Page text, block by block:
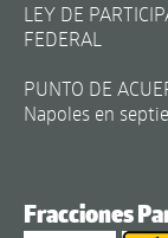
LEY DE
FEDERAL
PUNTO DE
Napoles en
Fracciones